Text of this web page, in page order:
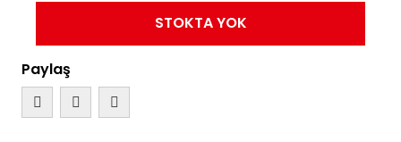
STOKTA YOK
Paylaş